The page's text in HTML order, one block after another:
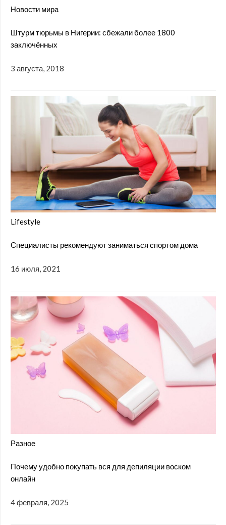
Новости мира
Штурм тюрьмы в Нигерии: сбежали более 1800
заключённых
3 августа, 2018
Lifestyle
Специалисты рекомендуют заниматься спортом дома
16 июля, 2021
Разное
Почему удобно покупать вся для депиляции воском
онлайн
4 февраля, 2025